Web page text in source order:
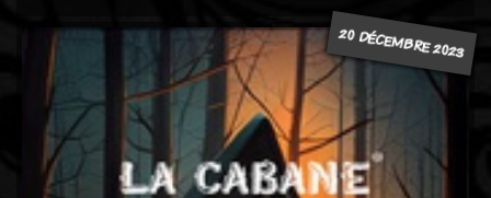
20 DÉCEMBRE 2023